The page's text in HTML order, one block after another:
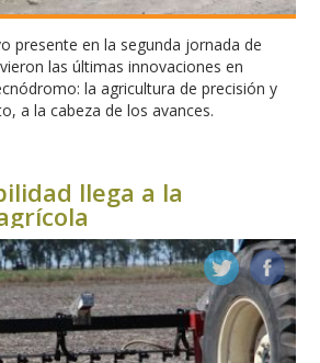
presente en la segunda jornada de
las últimas innovaciones en
la agricultura de precisión y
a la cabeza de los avances.
llega a la